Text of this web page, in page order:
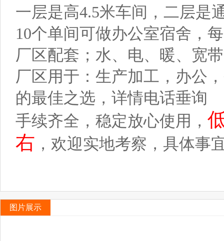
一层是高4.5米车间，二层是
10个单间可做办公室宿舍，
厂区配套；水、电、暖、宽
厂区用于：生产加工，办公
的最佳之选，详情电话垂询
手续齐全，稳定放心使用，
右 ，欢迎实地考察，具体事
图片展示